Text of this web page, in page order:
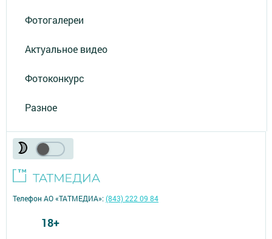
Фотогалереи
Актуальное видео
Фотоконкурс
Разное
Телефон АО «ТАТМЕДИА»:(843) 222 09 84
18+